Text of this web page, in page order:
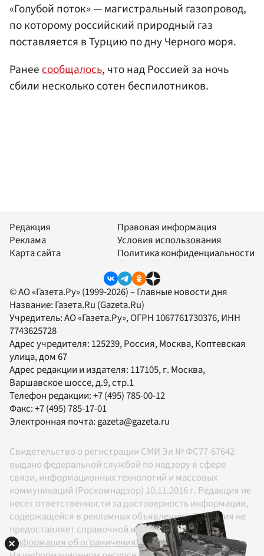
«Голубой поток» — магистральный газопровод,
по которому российский природный газ
поставляется в Турцию по дну Черного моря.
Ранеесообщалось, что над Россией за ночь
сбили несколько сотен беспилотников.
Редакция
Реклама
Карта сайта
Правовая информация
Условия использования
Политика конфиденциальности
© АО «Газета.Ру» (1999-2026) – Главные новости дня
Название: Газета.Ru (Gazeta.Ru)
Учредитель:АО «Газета.Ру», ОГРН 1067761730376, ИНН
7743625728
Адрес учредителя: 125239, Россия, Москва, Коптевская
улица, дом 67
Адрес редакции и издателя: 117105, г. Москва,
Варшавское шоссе, д.9, стр.1
Телефон редакции:+7 (495) 785-00-12
Факс:+7 (495) 785-17-01
Электронная почта: gazeta@gazeta.ru
Свидетельство о регистрации СМИ Эл № ФС77-67642
выдано федеральной службой по надзору в сфере
связи, информационных технологий и массовых
коммуникаций (Роскомнадзор) 10.11.2016 г. Редакция не
несет ответственности за достоверность информации,
содержащейся в рекламных объявлениях. Редакция не
предоставляет справочной информации.
Информация об ограничениях